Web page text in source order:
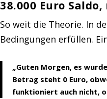
38.000 Euro
So weit die Theorie. In
Bedingungen erfüllen.
„Guten Morgen, es
Betrag steht 0 Euro,
funktioniert auch nicht,